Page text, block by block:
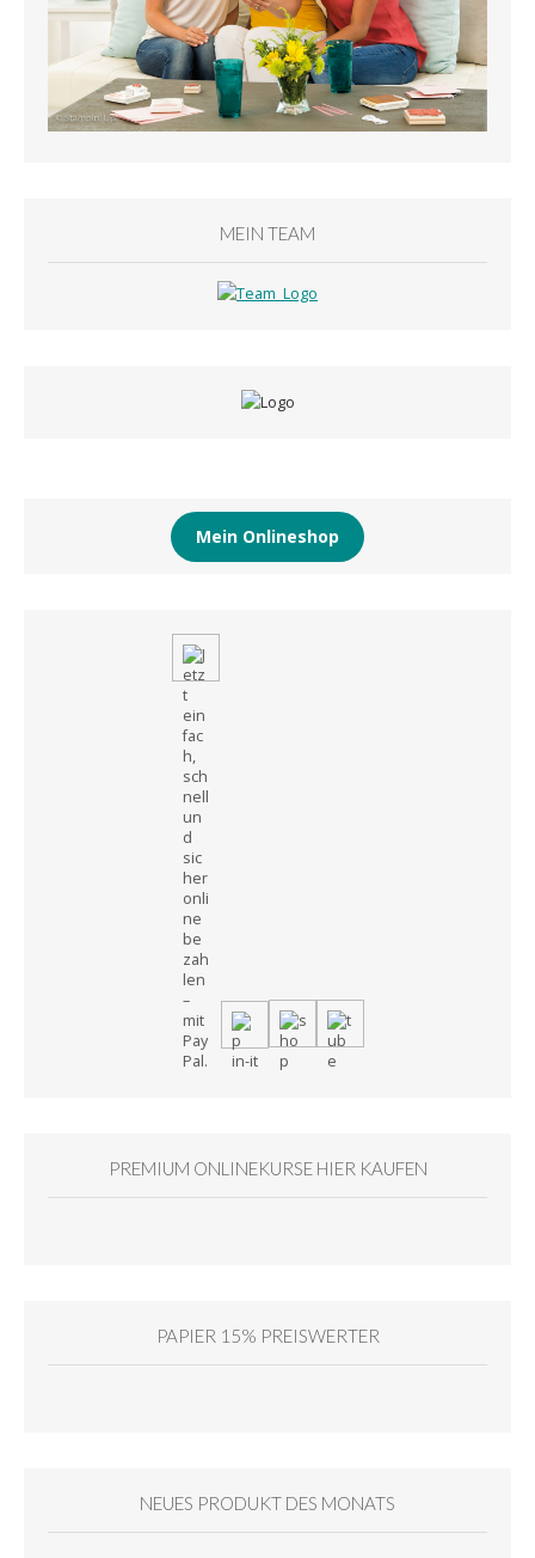
MEIN TEAM
Mein Onlineshop
PREMIUM ONLINEKURSE HIER KAUFEN
PAPIER 15% PREISWERTER
NEUES PRODUKT DES MONATS